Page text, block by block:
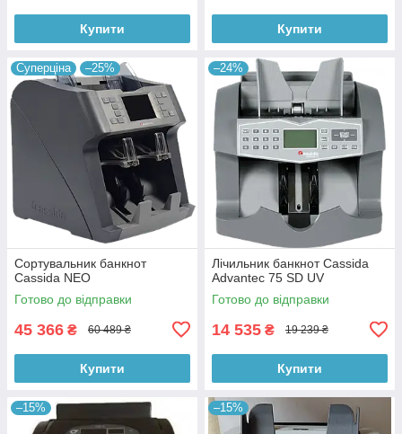
Купити Купити
Суперціна –25%
Сортувальник банкнот
Cassida NEO
Готово до відправки
45 366 ₴ 60 489 ₴
Купити
–24%
Лічильник банкнот Cassida
Advantec 75 SD UV
Готово до відправки
14 535 ₴ 19 239 ₴
Купити
–15% –15%